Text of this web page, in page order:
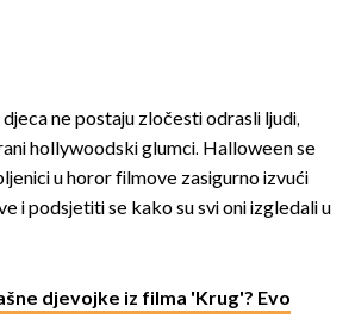
ne postaju zločesti odrasli ljudi,
hollywoodski glumci. Halloween se
u horor filmove zasigurno izvući
i podsjetiti se kako su svi oni izgledali u
djevojke iz filma 'Krug'? Evo